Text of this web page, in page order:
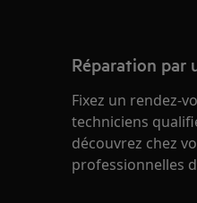
Réparation par
Fixez un rendez-
techniciens
découvrez chez
professionnelles